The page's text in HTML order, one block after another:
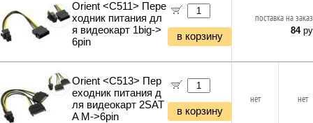
Orient <C511> Пере
ходник питания дл
я видеокарт 1big->
6pin
в корзину
поставка на
84
Orient <C513> Пер
еходник питания д
ля видеокарт 2SAT
A M->6pin
в корзину
нет нет